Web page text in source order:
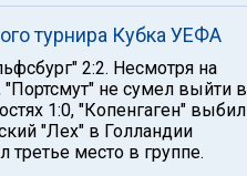
турнира Кубка УЕФА
2:2. Несмотря на
не сумел выйти в
1:0, "Копенгаген" выбил
"Лех" в Голландии
третье место в группе.